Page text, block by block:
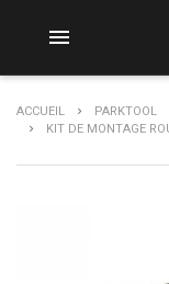

ACCUEIL PARKTOOL
KIT DE MONTAGE